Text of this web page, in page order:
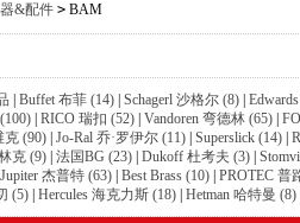
&配件 > BAM
Buffet 布菲 (14) Schagerl 沙格尔 (8)
RICO 瑞扣 (52) Vandoren 弯德林 (65)
克 (90) Jo-Ral 乔·罗伊尔 (11) Superslick (14)
克 (9) 法国BG (23) Dukoff 杜考夫 (3)
Jupiter 杰普特 (63) Best Brass (10) PROTEC 普
(5) Hercules 海克力斯 (18) Hetman 哈特曼 (8)